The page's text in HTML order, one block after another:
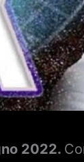
2022.